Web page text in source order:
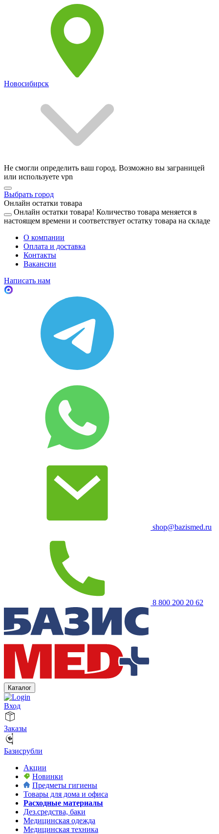
Новосибирск
Не смогли определить ваш город. Возможно вы заграницей
или используете vpn
Выбрать город
Онлайн остатки товара
Онлайн остатки товара! Количество товара меняется в
настоящем времени и соответствует остатку товара на складе
О компании
Оплата и доставка
Контакты
Вакансии
Написать нам
shop@bazismed.ru
8 800 200 20 62
Каталог
Вход
Заказы
Базисрубли
Акции
Новинки
Предметы гигиены
Товары для дома и офиса
Расходные материалы
Дез.средства, баки
Медицинская одежда
Медицинская техника